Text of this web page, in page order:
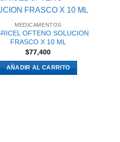
MEDICAMENTOS
OFTENO SOLUCION
FRASCO X 10 ML
$77,400
AÑADIR AL CARRITO